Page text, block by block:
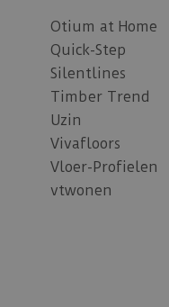
Otium at Home
Quick-Step
Silentlines
Timber Trend
Uzin
Vivafloors
Vloer-Profielen
vtwonen